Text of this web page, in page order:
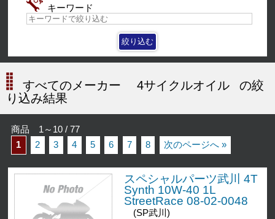
キーワード
すべてのメーカー 4サイクルオイル
の絞
り込み結果
商品 1～10 / 77
1
2 3 4 5 6 7 8 次のページへ »
スペシャルパーツ武川 4T
Synth 10W-40 1L
StreetRace 08-02-0048
(SP武川)